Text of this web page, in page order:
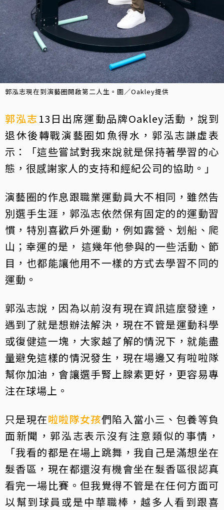
郭泓志現在到演藝圈開啟第二人生。圖／Oakley提供
郭泓志 13日出席運動品牌Oakley活動，說到
退休後轉戰演藝圈如魚得水，郭泓志謙虛表
示：「這些嘗試對我來說就是保持著學習的心
態，很感謝家人的支持和經紀公司的協助。」
演藝圈的作息跟職業運動員大不相同，雖然告
別選手生涯，郭泓志依然保有固定的的運動習
慣，特別喜歡戶外運動，例如露營、划船、爬
山；幸運的是， 這幾年他參與的一些活動、節
目，也都能讓他用不一樣的方式去學習不同的
運動。
郭泓志說，因為以前沒有現在資訊這麼發達，
遇到了就是想辦法解決，現在不管是運動科學
或復健這一塊，大家越了解的情況下，就能盡
量避免這樣的情況發生，現在場邊又有啦啦隊
幫你加油，會讓選手腎上腺素更好，更容易專
注在球場上。
只是現在啦啦隊女孩們陷入當小三、包養等負
面新聞，郭泓志表示沒有注意類似的事情，
「我看的都是在場上跳舞，我自己是滿想坐在
髮香區，現在都還沒有機會坐在髮香區很認真
看完一場比賽。但我覺得不管是在任何方面可
以幫到球員或是中華職棒，越多人看到跟喜